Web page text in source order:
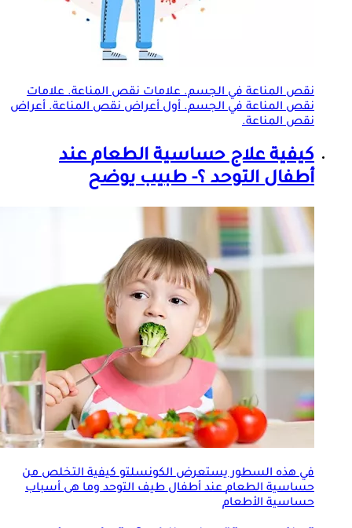
نقص المناعة في الجسم. علامات نقص المناعة. علامات
نقص المناعة في الجسم. أول أعراض نقص المناعة. أعراض
نقص المناعة.
كيفية علاجحساسية الطعامعند
أطفال التوحد ؟- طبيب يوضح
في هذه السطور يستعرض الكونسلتو كيفية التخلص من
حساسية الطعامعند أطفال طيف التوحد وما هى أسباب
حساسية الأطعام